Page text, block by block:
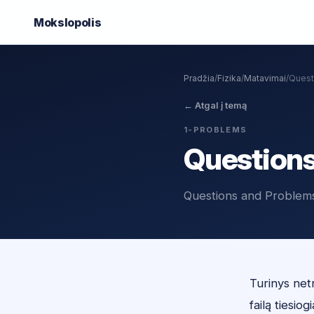
Mokslopolis
Pradžia/Fizika/Matavimai/
← Atgal į temą
1-PROBLEMS
Questions and
Turinys
failą